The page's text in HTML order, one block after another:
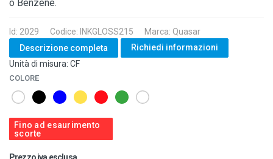
o Benzene.
Id: 2029 Codice: INKGLOSS215
Marca: Quasar
Descrizione completa
Richiedi informazioni
Unità di misura: CF
COLORE
Fino ad esaurimento
scorte